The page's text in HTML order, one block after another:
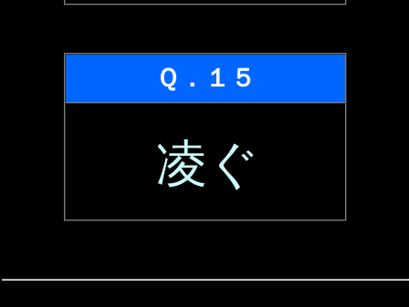
Ｑ．１５
凌ぐ